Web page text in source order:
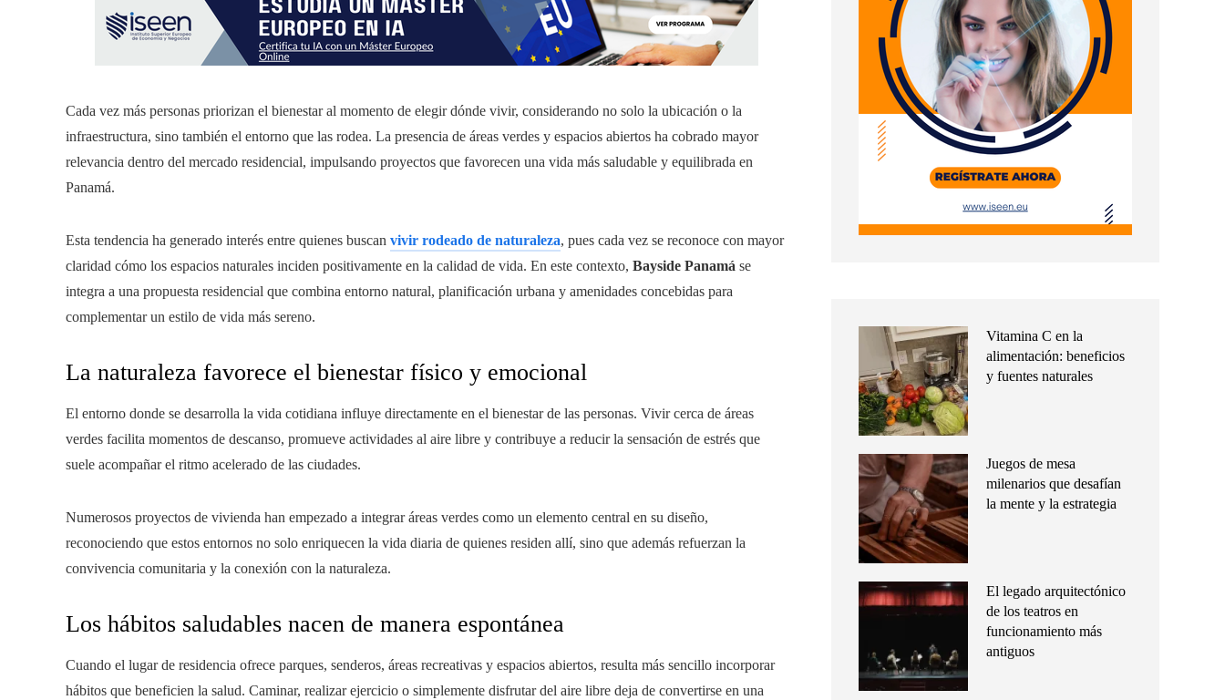
Cada vez más personas priorizan el bienestar al momento de elegir dónde vivir, considerando no solo la ubicación o la
infraestructura, sino también el entorno que las rodea. La presencia de áreas verdes y espacios abiertos ha cobrado mayor
relevancia dentro del mercado residencial, impulsando proyectos que favorecen una vida más saludable y equilibrada en
Panamá.
Esta tendencia ha generado interés entre quienes buscan vivir rodeado de naturaleza, pues cada vez se reconoce con mayor
claridad cómo los espacios naturales inciden positivamente en la calidad de vida. En este contexto, Bayside Panamá se
integra a una propuesta residencial que combina entorno natural, planificación urbana y amenidades concebidas para
complementar un estilo de vida más sereno.
La naturaleza favorece el bienestar físico y emocional
El entorno donde se desarrolla la vida cotidiana influye directamente en el bienestar de las personas. Vivir cerca de áreas
verdes facilita momentos de descanso, promueve actividades al aire libre y contribuye a reducir la sensación de estrés que
suele acompañar el ritmo acelerado de las ciudades.
Numerosos proyectos de vivienda han empezado a integrar áreas verdes como un elemento central en su diseño,
reconociendo que estos entornos no solo enriquecen la vida diaria de quienes residen allí, sino que además refuerzan la
convivencia comunitaria y la conexión con la naturaleza.
Los hábitos saludables nacen de manera espontánea
Cuando el lugar de residencia ofrece parques, senderos, áreas recreativas y espacios abiertos, resulta más sencillo incorporar
hábitos que beneficien la salud. Caminar, realizar ejercicio o simplemente disfrutar del aire libre deja de convertirse en una
Vitamina C en la
alimentación: beneficios
y fuentes naturales
Juegos de mesa
milenarios que desafían
la mente y la estrategia
El legado arquitectónico
de los teatros en
funcionamiento más
antiguos